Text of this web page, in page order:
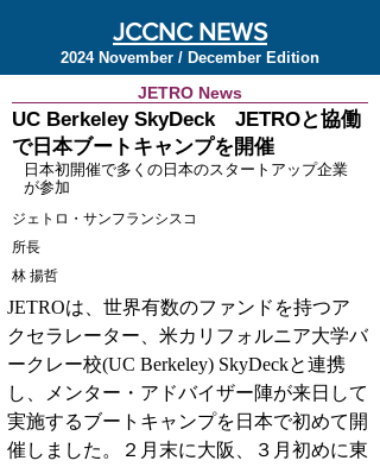
JCCNC NEWS
2024 November / December Edition
JETRO News
UC Berkeley SkyDeck JETROと協働
で日本ブートキャンプを開催
日本初開催で多くの日本のスタートアップ企業
が参加
ジェトロ・サンフランシスコ
所長
林 揚哲
JETROは、世界有数のファンドを持つア
クセラレーター、米カリフォルニア大学バ
ークレー校(UC Berkeley) SkyDeckと連携
し、メンター・アドバイザー陣が来日して
実施するブートキャンプを日本で初めて開
催しました。２月末に大阪、３月初めに東